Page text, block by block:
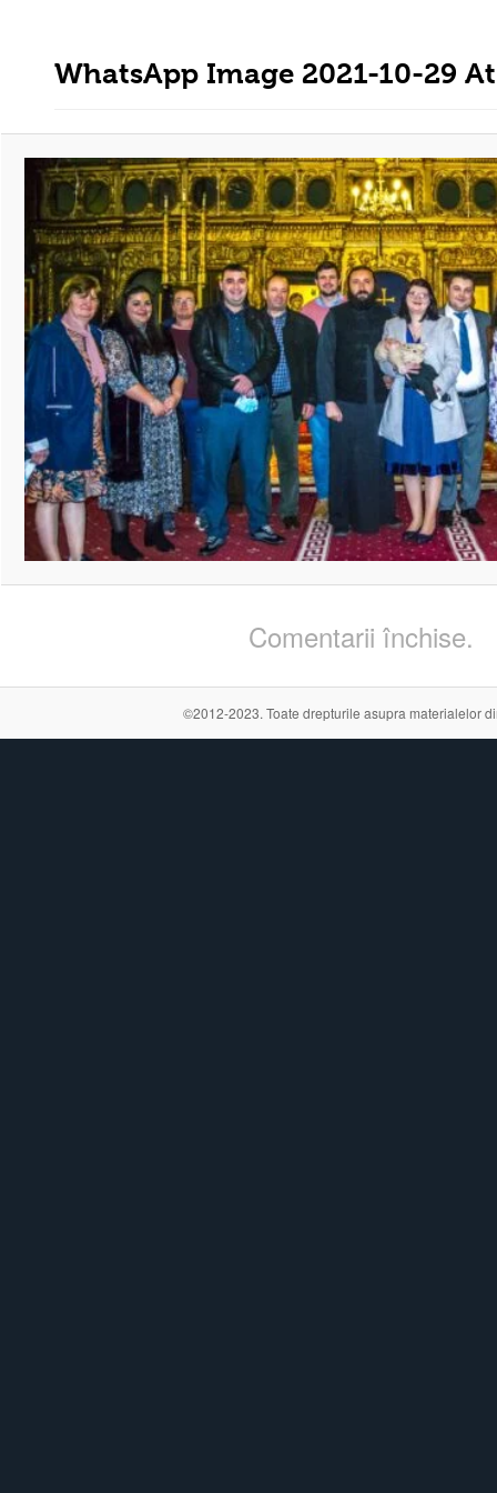
WhatsApp Image 2021-10-29
Comentarii închise.
©2012-2023. Toate drepturile asupra materialelor